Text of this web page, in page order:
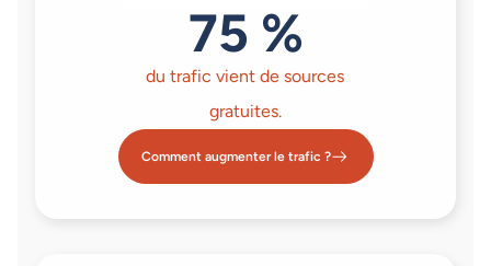
75 %
du trafic vient de sources
gratuites.
Comment augmenter le trafic ?